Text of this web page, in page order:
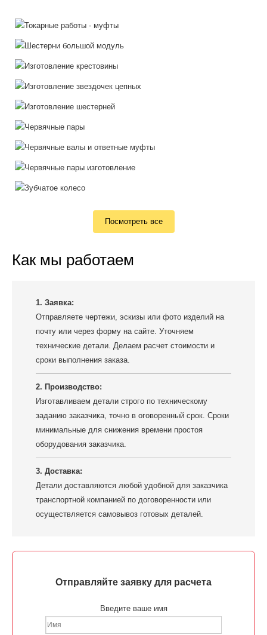
Посмотреть все
Как мы работаем
1. Заявка:
Отправляете чертежи, эскизы или фото изделий на
почту или через форму на сайте. Уточняем
технические детали. Делаем расчет стоимости и
сроки выполнения заказа.
2. Производство:
Изготавливаем детали строго по техническому
заданию заказчика, точно в оговоренный срок. Сроки
минимальные для снижения времени простоя
оборудования заказчика.
3. Доставка:
Детали доставляются любой удобной для заказчика
транспортной компанией по договоренности или
осуществляется самовывоз готовых деталей.
Отправляйте заявку для расчета
Введите ваше имя